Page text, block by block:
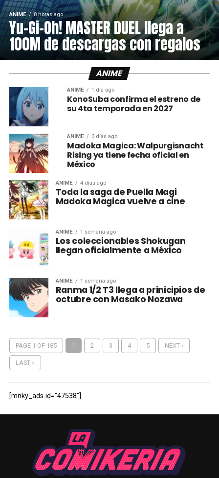
ANIME 8 horas ago
Yu-Gi-Oh! MASTER DUEL llega a
100M de descargas con regalos
ANIME
ANIME 1 día ago
KonoSuba confirma el estreno de
su 4ta temporada en 2027
ANIME 3 días ago
Madoka Magica: Walpurgisnacht
Rising ya tiene fecha oficial en
México
ANIME 4 días ago
Toda la saga de Puella Magi
Madoka Magica vuelve a cine
ANIME 1 semana ago
Los coleccionables Shokugan
llegan oficialmente a México
ANIME 1 semana ago
Ranma 1/2 T3 llega a prinicipios de
octubre con Masako Nozawa
PAGE 1 OF 185 1 2 3 4 5 NEXT ›
LAST »
[mnky_ads id="47538"]